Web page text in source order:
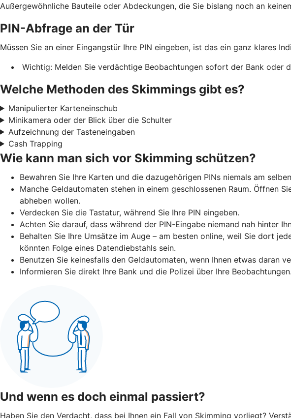
Außergewöhnliche Bauteile oder Abdeckungen, die Sie bislang noch an
PIN-Abfrage an der Tür
Müssen Sie an einer Eingangstür Ihre PIN eingeben, ist das ein ganz klares
Wichtig: Melden Sie verdächtige Beobachtungen sofort der Bank oder
Welche Methoden des Skimmings gibt es?
Manipulierter Karteneinschub
Minikamera oder der Blick über die Schulter
Aufzeichnung der Tasteneingaben
Cash Trapping
Wie kann man sich vor Skimming schützen?
Bewahren Sie Ihre Karten und die dazugehörigen PINs niemals am
Manche Geldautomaten stehen in einem geschlossenen Raum. Öffnen
abheben wollen.
Verdecken Sie die Tastatur, während Sie Ihre PIN eingeben.
Achten Sie darauf, dass während der PIN-Eingabe niemand nah hinter
Behalten Sie Ihre Umsätze im Auge – am besten online, weil Sie dort
könnten Folge eines Datendiebstahls sein.
Benutzen Sie keinesfalls den Geldautomaten, wenn Ihnen etwas daran
Informieren Sie direkt Ihre Bank und die Polizei über Ihre Beobachtungen.
Und wenn es doch einmal passiert?
Haben Sie den Verdacht, dass bei Ihnen ein Fall von Skimming vorliegt?